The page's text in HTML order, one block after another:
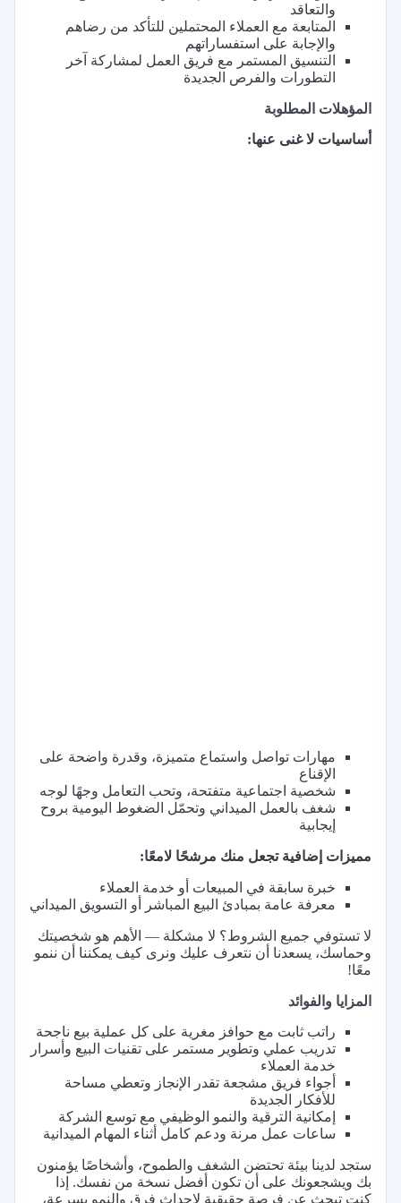
والتعاقد
المتابعة مع العملاء المحتملين للتأكد من رضاهم
والإجابة على استفساراتهم
التنسيق المستمر مع فريق العمل لمشاركة آخر
التطورات والفرص الجديدة
المؤهلات المطلوبة
أساسيات لا غنى عنها:
مهارات تواصل واستماع متميزة، وقدرة واضحة على
الإقناع
شخصية اجتماعية متفتحة، وتحب التعامل وجهًا لوجه
شغف بالعمل الميداني وتحمّل الضغوط اليومية بروح
إيجابية
مميزات إضافية تجعل منك مرشحًا لامعًا:
خبرة سابقة في المبيعات أو خدمة العملاء
معرفة عامة بمبادئ البيع المباشر أو التسويق الميداني
لا تستوفي جميع الشروط؟ لا مشكلة — الأهم هو شخصيتك
وحماسك، يسعدنا أن نتعرف عليك ونرى كيف يمكننا أن ننمو
معًا!
المزايا والفوائد
راتب ثابت مع حوافز مغرية على كل عملية بيع ناجحة
تدريب عملي وتطوير مستمر على تقنيات البيع وأسرار
خدمة العملاء
أجواء فريق مشجعة تقدر الإنجاز وتعطي مساحة
للأفكار الجديدة
إمكانية الترقية والنمو الوظيفي مع توسع الشركة
ساعات عمل مرنة ودعم كامل أثناء المهام الميدانية
ستجد لدينا بيئة تحتضن الشغف والطموح، وأشخاصًا يؤمنون
بك ويشجعونك على أن تكون أفضل نسخة من نفسك. إذا
كنت تبحث عن فرصة حقيقية لإحداث فرق والنمو بسرعة،